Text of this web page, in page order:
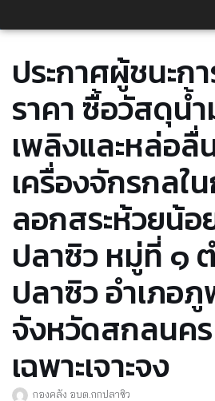
to
ประกาศผู้ชนะก
ราคา ซื้อวัสดุน้
เพลิงและหล่อลื่
เครื่องจักรกลใ
ลอกสระห้วยน้
ปลาซิว หมู่ที่ ๑
ปลาซิว อำเภอ
จังหวัดสกลนคร
เฉพาะเจาะจง
กองคลัง อบต.กกปลาซิว